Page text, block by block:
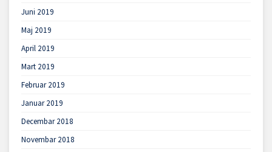
Juni 2019
Maj 2019
April 2019
Mart 2019
Februar 2019
Januar 2019
Decembar 2018
Novembar 2018